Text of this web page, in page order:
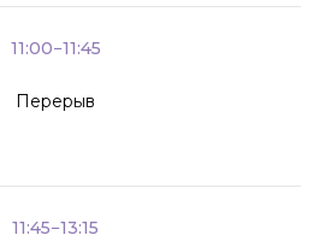
11:00−11:45
Перерыв
11:45−13:15